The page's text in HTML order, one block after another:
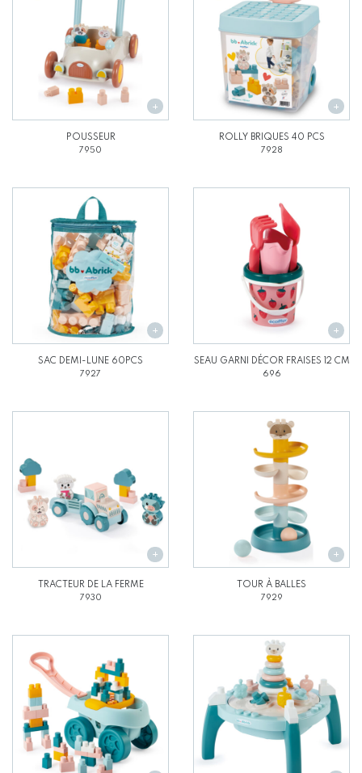
POUSSEUR
7950
ROLLY BRIQUES 40 PCS
7928
SAC DEMI-LUNE 60PCS
7927
SEAU GARNI DÉCOR FRAISES 12 CM
696
TRACTEUR DE LA FERME
7930
TOUR À BALLES
7929